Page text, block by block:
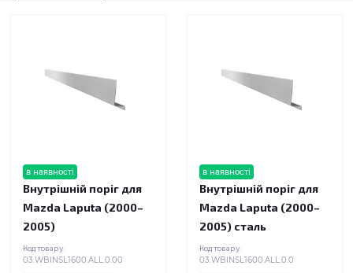
в наявності
Внутрішній поріг для
Mazda Laputa (2000–
2005)
Код товару:
03.WBINSL1600.ALL.0.00
в наявності
Внутрішній поріг для
Mazda Laputa (2000–
2005) сталь
Код товару:
03.WBINSL1600.ALL.0.0